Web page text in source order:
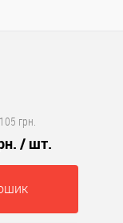
105 грн.
/ шт.